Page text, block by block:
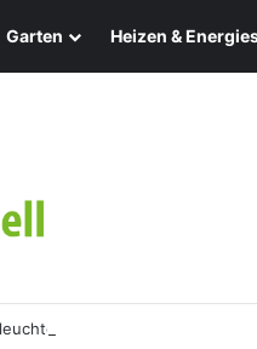
Garten Heizen &
Eleganz und